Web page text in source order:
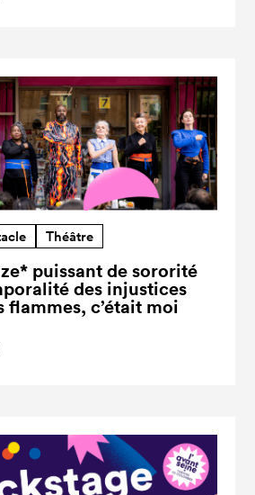
Théâtre
puissant de sororité
des injustices
flammes, c’était moi